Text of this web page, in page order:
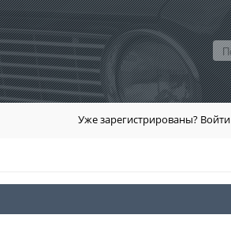
Уже зарегистрированы? Войти